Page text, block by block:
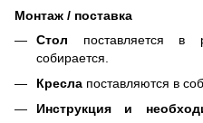
Монтаж / поставка
Стол поставляется в
собирается.
Кресла поставляются в
Инструкция и